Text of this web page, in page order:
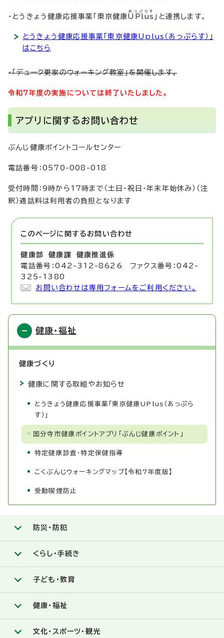
・とうきょう健康応援事業「東京健康UPlus
あっぷらす
」と連携します。
とうきょう健康応援事業「東京健康Uplus（あっぷらす）」
はこちら
・「デューク更家のウォーキング教室」を開催します。
令和7年度の実施については終了いたしました。
アプリに関するお問い合わせ
ぶんじ健康ポイントコールセンター
電話番号：0570-008-018
受付時間：9時から17時まで（土日・祝日・年末年始休み）（注
釈）通話料は利用者の負担となります
このページに関する お問い合わせ
健康部 健康課 健康推進係
電話番号：042-312-8626 ファクス番号：042-
325-1380
お問い合わせは専用フォームをご利用ください。
健康・福祉
健康づくり
健康に関する取組やお知らせ
とうきょう健康応援事業「東京健康UPlus（あっぷら
す）」
国分寺市健康ポイントアプリ「ぶんじ健康ポイント」
特定健康診査・特定保健指導
こくぶんじウォーキングマップ【令和7年度版】
受動喫煙防止
防災・防犯
くらし・手続き
子ども・教育
健康・福祉
文化・スポーツ・観光